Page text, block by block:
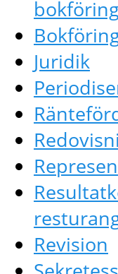
Juridik
Revision